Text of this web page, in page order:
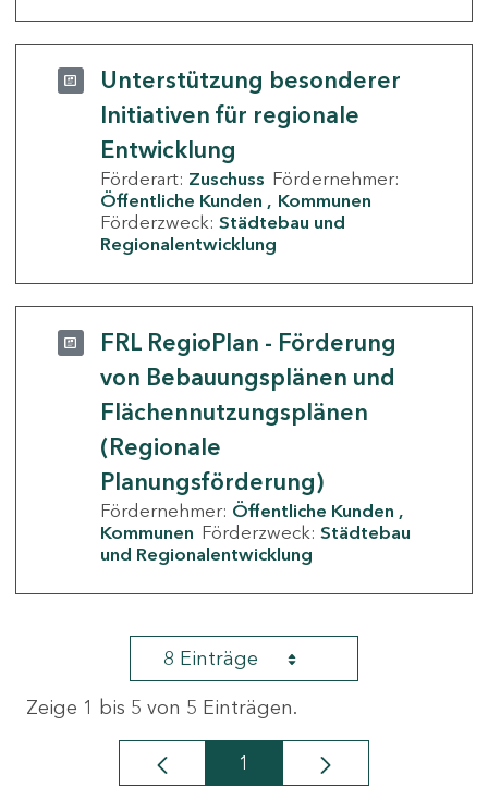
Unterstützung besonderer
Initiativen für regionale
Entwicklung
Förderart: Zuschuss Fördernehmer:
Öffentliche Kunden
Kommunen
Förderzweck: Städtebau und
Regionalentwicklung
FRL RegioPlan - Förderung
von Bebauungsplänen und
Flächennutzungsplänen
(Regionale
Planungsförderung)
Fördernehmer: Öffentliche Kunden
Kommunen Förderzweck: Städtebau
und Regionalentwicklung
8 Einträge
Zeige 1 bis 5 von 5 Einträgen.
Seite
1